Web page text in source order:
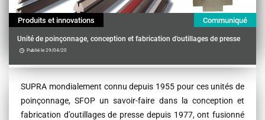
Produits et innovations Communiqué
Unité de poinçonnage, conception et fabrication d'outillages de presse
Publié le 29/04/20
Contenu
SUPRA mondialement connu depuis 1955 pour ces unités de
poinçonnage, SFOP un savoir-faire dans la conception et
fabrication d’outillages de presse depuis 1977, ont fusionné